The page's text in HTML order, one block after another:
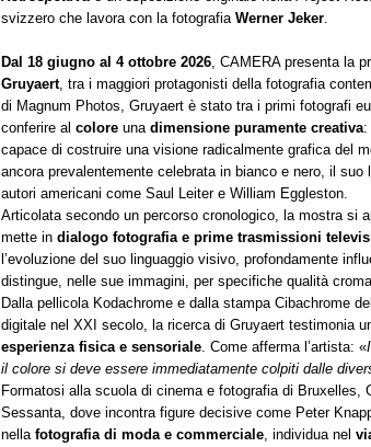
svizzero che lavora con la fotografia Werner Jeker.
Dal 18 giugno al 4 ottobre 2026, CAMERA presenta la
Gruyaert, tra i maggiori protagonisti della fotografia
di Magnum Photos, Gruyaert è stato tra i primi fotografi
conferire al colore una dimensione puramente creativa:
capace di costruire una visione radicalmente grafica del
ancora prevalentemente celebrata in bianco e nero, il
autori americani come Saul Leiter e William Eggleston.
Articolata secondo un percorso cronologico, la mostra si
mette in dialogo fotografia e prime trasmissioni
l’evoluzione del suo linguaggio visivo, profondamente
distingue, nelle sue immagini, per specifiche qualità
Dalla pellicola Kodachrome e dalla stampa Cibachrome
digitale nel XXI secolo, la ricerca di Gruyaert testimonia
esperienza fisica e sensoriale. Come afferma l’artista: «
il colore si deve essere immediatamente colpiti dalle
Formatosi alla scuola di cinema e fotografia di Bruxelles,
Sessanta, dove incontra figure decisive come Peter
nella fotografia di moda e commerciale, individua nel